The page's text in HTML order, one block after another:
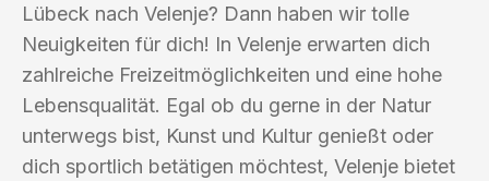
Lübeck nach Velenje? Dann haben wir tolle
Neuigkeiten für dich! In Velenje erwarten dich
zahlreiche Freizeitmöglichkeiten und eine hohe
Lebensqualität. Egal ob du gerne in der Natur
unterwegs bist, Kunst und Kultur genießt oder
dich sportlich betätigen möchtest, Velenje bietet